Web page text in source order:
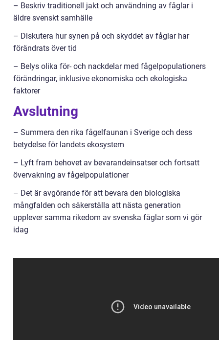
– Beskriv traditionell jakt och användning av fåglar i
äldre svenskt samhälle
– Diskutera hur synen på och skyddet av fåglar har
förändrats över tid
– Belys olika för- och nackdelar med fågelpopulationers
förändringar, inklusive ekonomiska och ekologiska
faktorer
Avslutning
– Summera den rika fågelfaunan i Sverige och dess
betydelse för landets ekosystem
– Lyft fram behovet av bevarandeinsatser och fortsatt
övervakning av fågelpopulationer
– Det är avgörande för att bevara den biologiska
mångfalden och säkerställa att nästa generation
upplever samma rikedom av svenska fåglar som vi gör
idag